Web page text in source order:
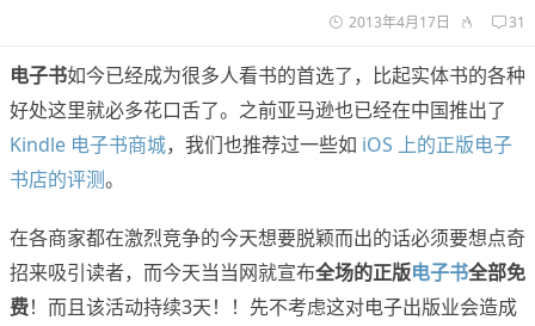
2013年4月17日 31
电子书如今已经成为很多人看书的首选了，比起实体书的各种
好处这里就必多花口舌了。之前亚马逊也已经在中国推出了
Kindle 电子书商城，我们也推荐过一些如 iOS 上的正版电子
书店的评测。
在各商家都在激烈竞争的今天想要脱颖而出的话必须要想点奇
招来吸引读者，而今天当当网就宣布全场的正版电子书全部免
费！而且该活动持续3天！！先不考虑这对电子出版业会造成